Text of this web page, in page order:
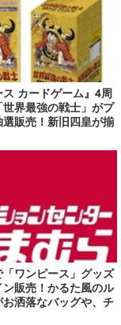
ス カードゲーム』4周
界最強の戦士」がプ
選販売！新旧四皇が揃
作者が描く「カイド
「ワンピース」グッズ
販売！かるた風のル
お洒落なバッグや、チ
愛いサンダルも